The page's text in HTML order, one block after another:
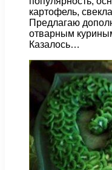
картофель,
Предлагаю
отварным
Казалось…